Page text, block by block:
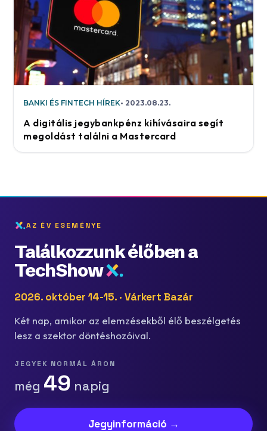
BANKI ÉS FINTECH HÍREK 2023.08.23.
A digitális jegybankpénz kihívásaira segít
megoldást találni a Mastercard
AZ ÉV ESEMÉNYE
Találkozzunk élőben a
TechShow
2026. október 14-15. · Várkert Bazár
Két nap, amikor az elemzésekből élő beszélgetés
lesz a szektor döntéshozóival.
JEGYEK NORMÁL ÁRON
még 49 napig
Jegyinformáció →